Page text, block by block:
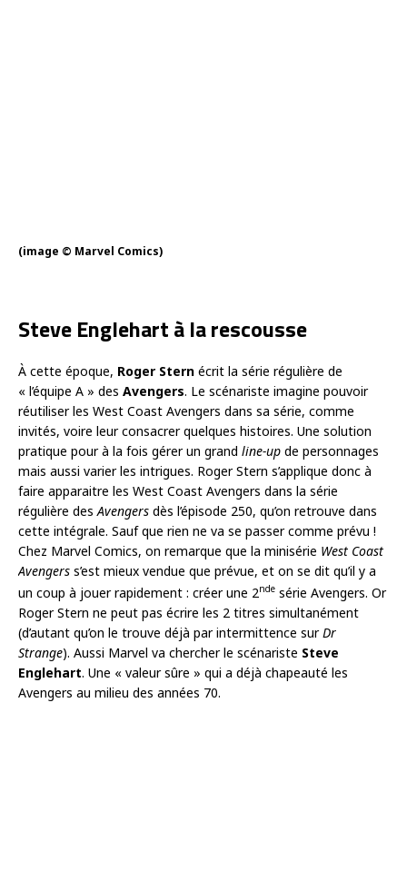
(image © Marvel Comics)
Steve Englehart à la rescousse
À cette époque, Roger Stern écrit la série régulière de
« l’équipe A » des Avengers. Le scénariste imagine pouvoir
réutiliser les West Coast Avengers dans sa série, comme
invités, voire leur consacrer quelques histoires. Une solution
pratique pour à la fois gérer un grand line-up de personnages
mais aussi varier les intrigues. Roger Stern s’applique donc à
faire apparaitre les West Coast Avengers dans la série
régulière desAvengers dès l’épisode 250, qu’on retrouve dans
cette intégrale. Sauf que rien ne va se passer comme prévu !
Chez Marvel Comics, on remarque que la minisérie West Coast
Avengers s’est mieux vendue que prévue, et on se dit qu’il y a
un coup à jouer rapidement : créer une 2nde série Avengers. Or
Roger Stern ne peut pas écrire les 2 titres simultanément
(d’autant qu’on le trouve déjà par intermittence surDr
Strange). Aussi Marvel va chercher le scénariste Steve
Englehart. Une « valeur sûre » qui a déjà chapeauté les
Avengers au milieu des années 70.